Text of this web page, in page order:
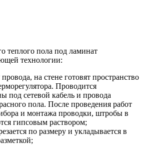
теплого пола под ламинат
технологии:
на стене готовят пространство
Проводится
под сетевой кабель и провода
пола. После проведения работ
и монтажа проводки, штробы в
гипсовым раствором;
по размеру и укладывается в